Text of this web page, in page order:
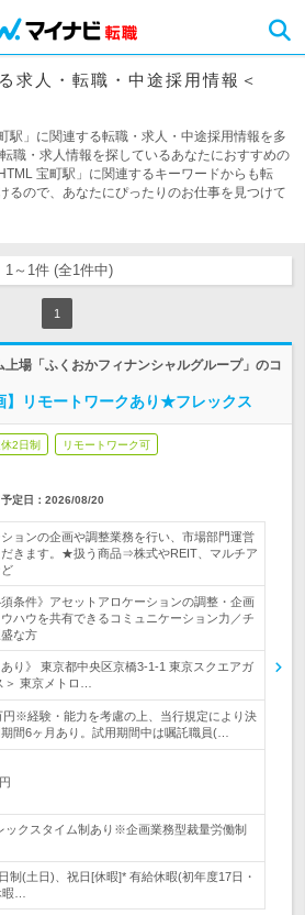
求人・転職・中途採用情報＜
駅」に関連する転職・求人・中途採用情報を多
職・求人情報を探しているあなたにおすすめの
宝町駅」に関連するキーワードからも転
るので、あなたにぴったりのお仕事を見つけて
1～1件 (全1件中)
1
場「ふくおかフィナンシャルグループ」のコ
】リモートワークあり★フレックス
2日制 リモートワーク可
定日： 2026/08/20
ョンの企画や調整業務を行い、市場部門運営
だきます。★扱う商品⇒株式やREIT、マルチア
須条件》アセットアロケーションの調整・企画
ハウを共有できるコミュニケーション力／チ
な方
あり》 東京都中央区京橋3-1-1 東京スクエアガ
＞ 東京メトロ…
円※経験・能力を考慮の上、当行規定により決
間6ヶ月あり。試用期間中は嘱託職員(…
クスタイム制あり※企画業務型裁量労働制
制(土日)、祝日[休暇]* 有給休暇(初年度17日・
…